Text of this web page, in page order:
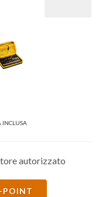
INCLUSA
autorizzato
POINT